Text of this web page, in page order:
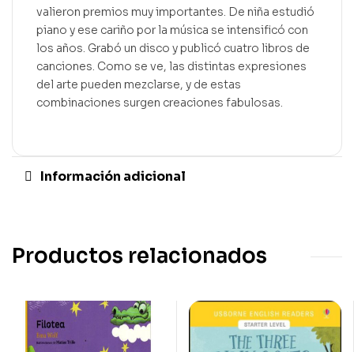
valieron premios muy importantes. De niña estudió
piano y ese cariño por la música se intensificó con
los años. Grabó un disco y publicó cuatro libros de
canciones. Como se ve, las distintas expresiones
del arte pueden mezclarse, y de estas
combinaciones surgen creaciones fabulosas.
Información adicional
Productos relacionados